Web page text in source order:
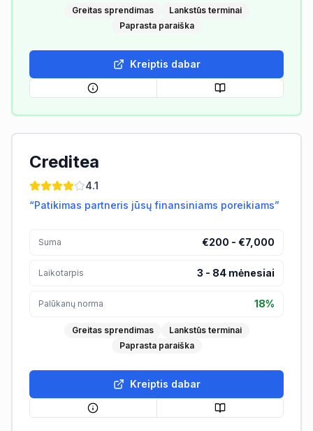
Greitas sprendimas
Lankstūs terminai
Paprasta paraiška
Kreiptis dabar
Creditea
4.1
“Patikimas partneris jūsų finansiniams poreikiams”
Suma €200 - €7,000
Laikotarpis 3 - 84 mėnesiai
Palūkanų norma 18%
Greitas sprendimas
Lankstūs terminai
Paprasta paraiška
Kreiptis dabar